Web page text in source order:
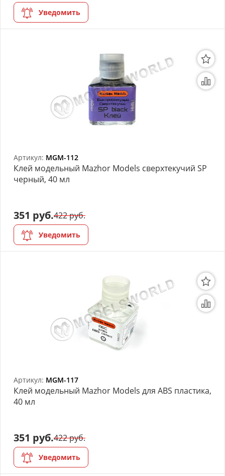
Уведомить
Артикул: MGM-112
Клей модельный Mazhor Models сверхтекучий SP
черный, 40 мл
351 руб.422 руб.
Уведомить
Артикул: MGM-117
Клей модельный Mazhor Models для ABS пластика,
40 мл
351 руб.422 руб.
Уведомить